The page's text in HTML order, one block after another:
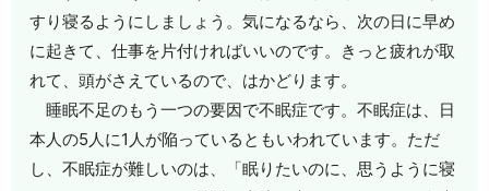
すり寝るようにしましょう。気になるなら、次の日に早め
に起きて、仕事を片付ければいいのです。きっと疲れが取
れて、頭がさえているので、はかどります。
睡眠不足のもう一つの要因で不眠症です。不眠症は、日
本人の5人に1人が陥っているともいわれています。ただ
し、不眠症が難しいのは、「眠りたいのに、思うように寝